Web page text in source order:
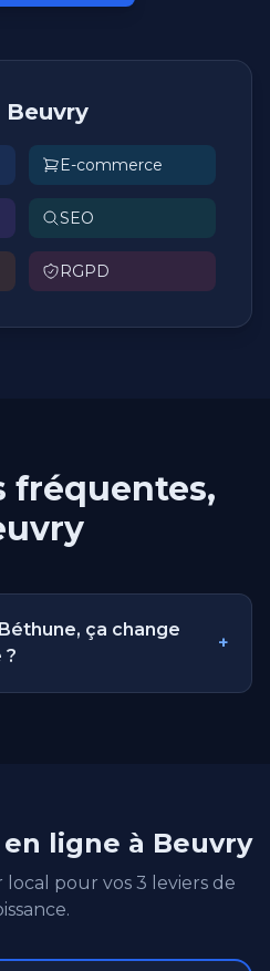
Beuvry
E-commerce
SEO
RGPD
fréquentes,
ça change
?
+
ligne à Beuvry
pour vos 3 leviers de